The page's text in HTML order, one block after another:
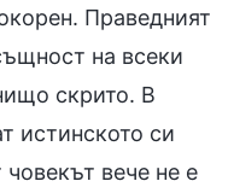
Праведният
на всеки
скрито. В
истинското си
вече не е